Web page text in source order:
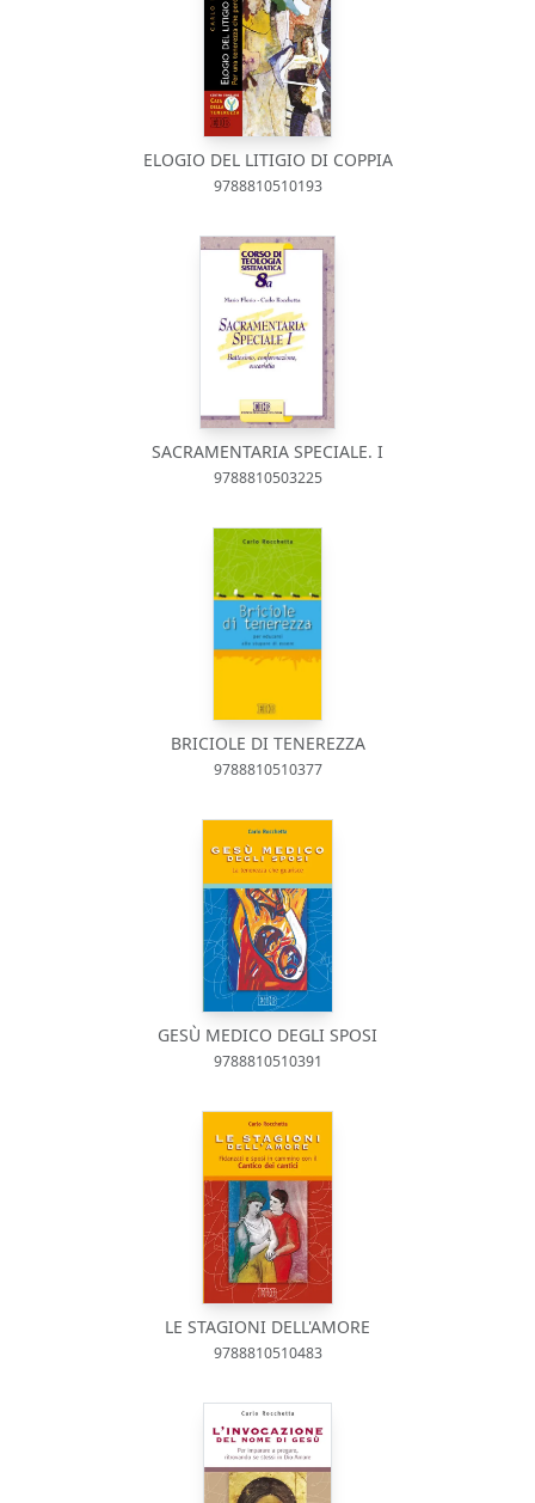
ELOGIO DEL LITIGIO DI COPPIA
9788810510193
SACRAMENTARIA SPECIALE. I
9788810503225
BRICIOLE DI TENEREZZA
9788810510377
GESÙ MEDICO DEGLI SPOSI
9788810510391
LE STAGIONI DELL'AMORE
9788810510483